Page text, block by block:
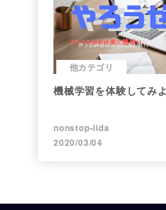
他カテゴリ
機械学習を体験してみ
nonstop-iida
2020/03/04